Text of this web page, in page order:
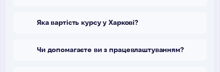
Яка вартість курсу у Харкові?
Чи допомагаєте ви з працевлаштуванням?